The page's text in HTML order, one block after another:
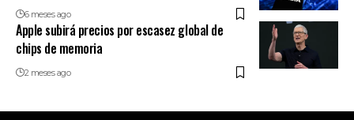
6 meses ago
Apple subirá precios por escasez global de
chips de memoria
2 meses ago